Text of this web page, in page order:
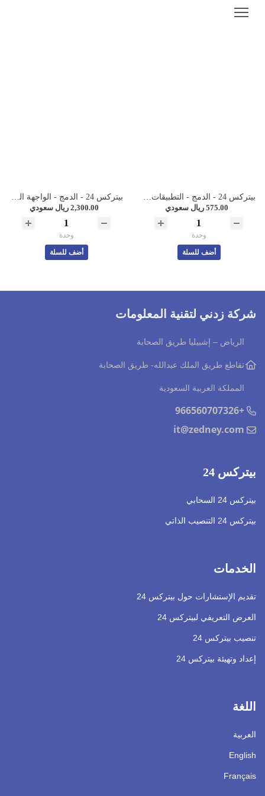
575.00 ريال سعودي
وحدة
أضف للسلة
2,300.00 ريال سعودي
وحدة
أضف للسلة
شركة زدني لتقنية المعلومات
الرياض – إشبيليا طريق الصحابة
تقاطع طريق الملك عبدالله- طريق الصحابة
المملكة العربية السعودية
+966560707326
it@zedney.com
بيتركس 24
بيتركس 24 السحابي
بيتركس 24 التنصيب الذاتي
الخدمات
تقديم الإستشارات حول بيتركس 24
العرض التعريفي لبيتركس 24
تنصيب بيتركس 24
إعداد وتهيئة بيتركس 24
اللغة
العربية
English
Français